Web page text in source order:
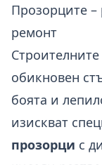
Прозорците –
ремонт
обикновен
боята и
изискват
прозорци с